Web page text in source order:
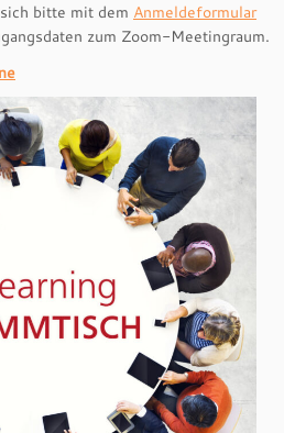
bitte mit dem Anmeldeformular
zum Zoom-Meetingraum.